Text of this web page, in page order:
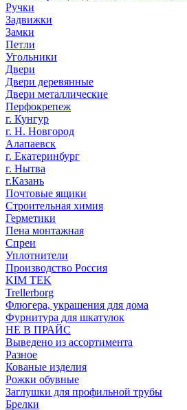
Ручки
Задвижки
Замки
Петли
Угольники
Двери
Двери деревянные
Двери металлические
Перфокрепеж
г. Кунгур
г. Н. Новгород
Алапаевск
г. Екатеринбург
г. Нытва
г.Казань
Почтовые ящики
Строительная химия
Герметики
Пена монтажная
Спреи
Уплотнители
Производство Россия
KIM TEK
Trellerborg
Флюгера, украшения для дома
Фурнитура для шкатулок
НЕ В ПРАЙС
Выведено из ассортимента
Разное
Кованые изделия
Рожки обувные
Заглушки для профильной трубы
Брелки